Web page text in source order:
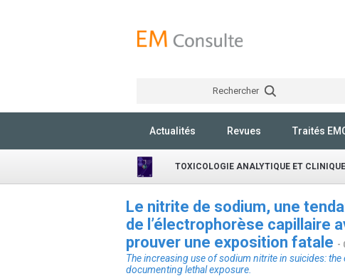
Rechercher
Actualités Revues Traités
TOXICOLOGIE ANALYTIQUE ET CLINIQUE
Le nitrite de sodium, une
de l’électrophorèse capillaire
prouver une exposition fatale -
The increasing use of sodium nitrite in suicides:
documenting lethal exposure.